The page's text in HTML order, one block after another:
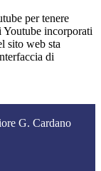
per tenere
Youtube incorporati
sito web sta
di
G. Cardano